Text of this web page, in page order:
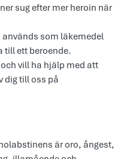
sug efter mer heroin när
som läkemedel
till ett beroende.
vill ha hjälp med att
dig till oss på
är oro, ångest,